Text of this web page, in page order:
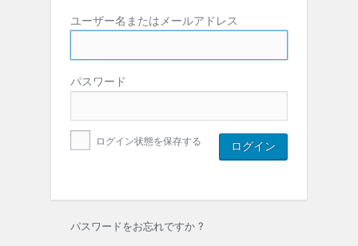
ユーザー名またはメールアドレス
パスワード
ログイン状態を保存する
パスワードをお忘れですか ?